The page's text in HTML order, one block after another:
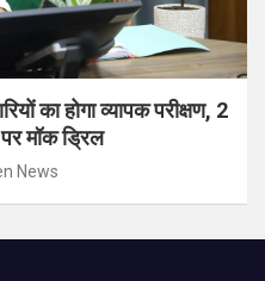
का होगा व्यापक परीक्षण, 2
मॉक ड्रिल
News